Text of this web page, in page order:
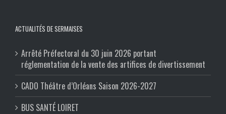
ACTUALITÉS DE SERMAISES
Arrêté Préfectoral du 30 juin 2026 portant
réglementation de la vente des artifices de divertissement
CADO Théâtre d’Orléans Saison 2026-2027
BUS SANTÉ LOIRET